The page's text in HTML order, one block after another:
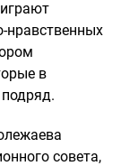
нравственных
в
совета,